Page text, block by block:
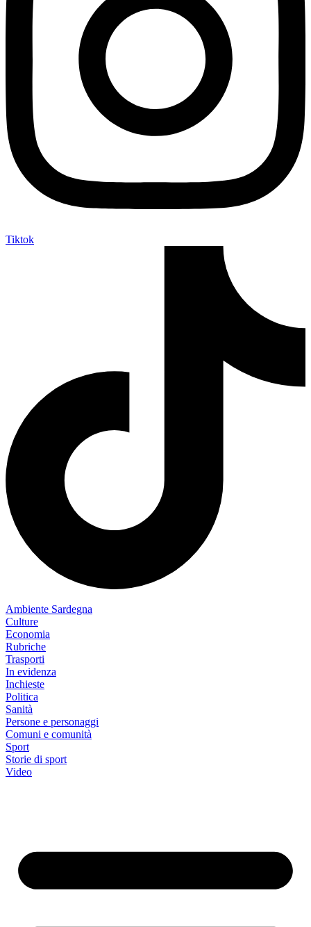
Tiktok
Ambiente Sardegna
Culture
Economia
Rubriche
Trasporti
In evidenza
Inchieste
Politica
Sanità
Persone e personaggi
Comuni e comunità
Sport
Storie di sport
Video